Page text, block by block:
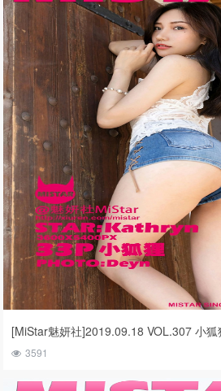
[MiStar魅妍社]2019.09.18 VOL.307 小
3591